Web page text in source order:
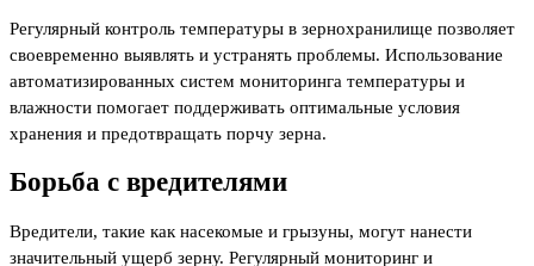
Регулярный контроль температуры в зернохранилище позволяет
своевременно выявлять и устранять проблемы. Использование
автоматизированных систем мониторинга температуры и
влажности помогает поддерживать оптимальные условия
хранения и предотвращать порчу зерна.
Борьба с вредителями
Вредители, такие как насекомые и грызуны, могут нанести
значительный ущерб зерну. Регулярный мониторинг и